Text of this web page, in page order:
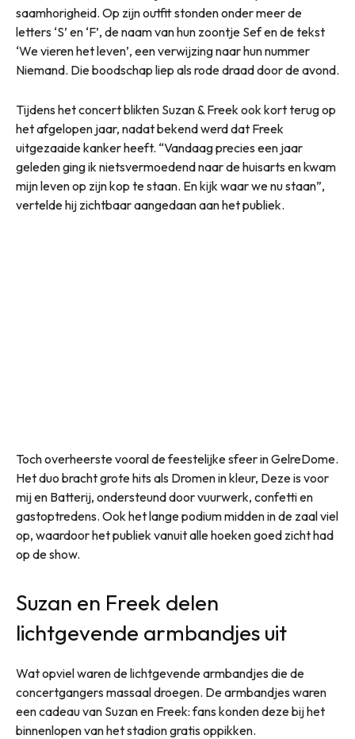
saamhorigheid. Op zijn outfit stonden onder meer de
letters ‘S’ en ‘F’, de naam van hun zoontje Sef en de tekst
‘We vieren het leven’, een verwijzing naar hun nummer
Niemand. Die boodschap liep als rode draad door de avond.
Tijdens het concert blikten Suzan & Freek ook kort terug op
het afgelopen jaar, nadat bekend werd dat Freek
uitgezaaide kanker heeft. “Vandaag precies een jaar
geleden ging ik nietsvermoedend naar de huisarts en kwam
mijn leven op zijn kop te staan. En kijk waar we nu staan”,
vertelde hij zichtbaar aangedaan aan het publiek.
Toch overheerste vooral de feestelijke sfeer in GelreDome.
Het duo bracht grote hits als Dromen in kleur, Deze is voor
mij en Batterij, ondersteund door vuurwerk, confetti en
gastoptredens. Ook het lange podium midden in de zaal viel
op, waardoor het publiek vanuit alle hoeken goed zicht had
op de show.
Suzan en Freek delen
lichtgevende armbandjes uit
Wat opviel waren de lichtgevende armbandjes die de
concertgangers massaal droegen. De armbandjes waren
een cadeau van Suzan en Freek: fans konden deze bij het
binnenlopen van het stadion gratis oppikken.